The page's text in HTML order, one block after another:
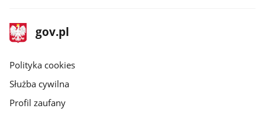
stopka
gov.pl
Strona
gov.pl
gov.pl
Polityka cookies
Służba cywilna
Profil zaufany